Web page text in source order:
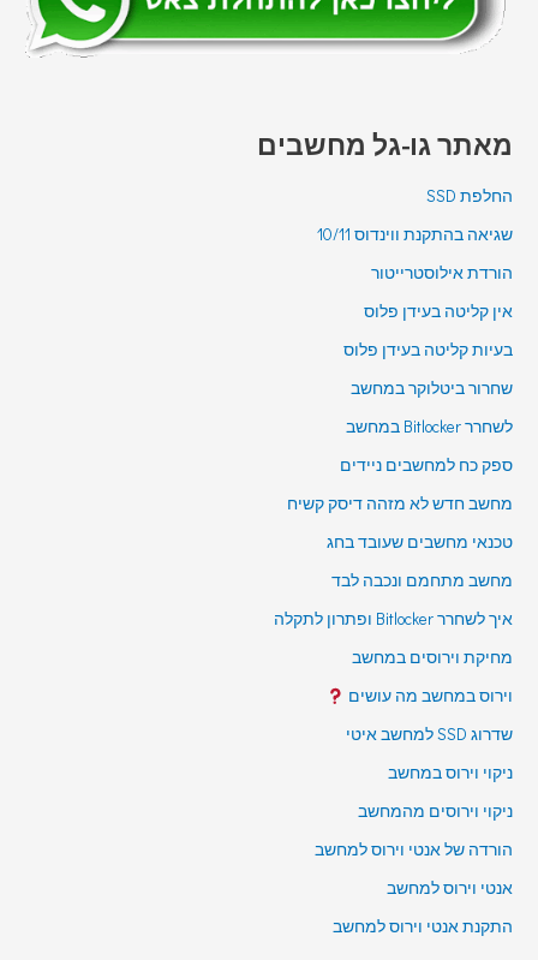
מאתר גו-גל מחשבים
החלפת SSD
שגיאה בהתקנת ווינדוס 10/11
הורדת אילוסטרייטור
אין קליטה בעידן פלוס
בעיות קליטה בעידן פלוס
שחרור ביטלוקר במחשב
לשחרר Bitlocker במחשב
ספק כח למחשבים ניידים
מחשב חדש לא מזהה דיסק קשיח
טכנאי מחשבים שעובד בחג
מחשב מתחמם ונכבה לבד
איך לשחרר Bitlocker ופתרון לתקלה
מחיקת וירוסים במחשב
וירוס במחשב מה עושים
שדרוג SSD למחשב איטי
ניקוי וירוס במחשב
ניקוי וירוסים מהמחשב
הורדה של אנטי וירוס למחשב
אנטי וירוס למחשב
התקנת אנטי וירוס למחשב